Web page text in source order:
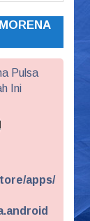
Pulsa
Ini
apps/